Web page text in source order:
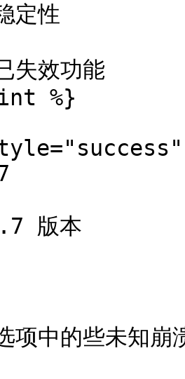
定性
失效功能
%}
版本
项中的些未知